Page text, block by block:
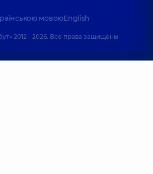
мовоюEnglish
2012 - 2026. Все права защищены